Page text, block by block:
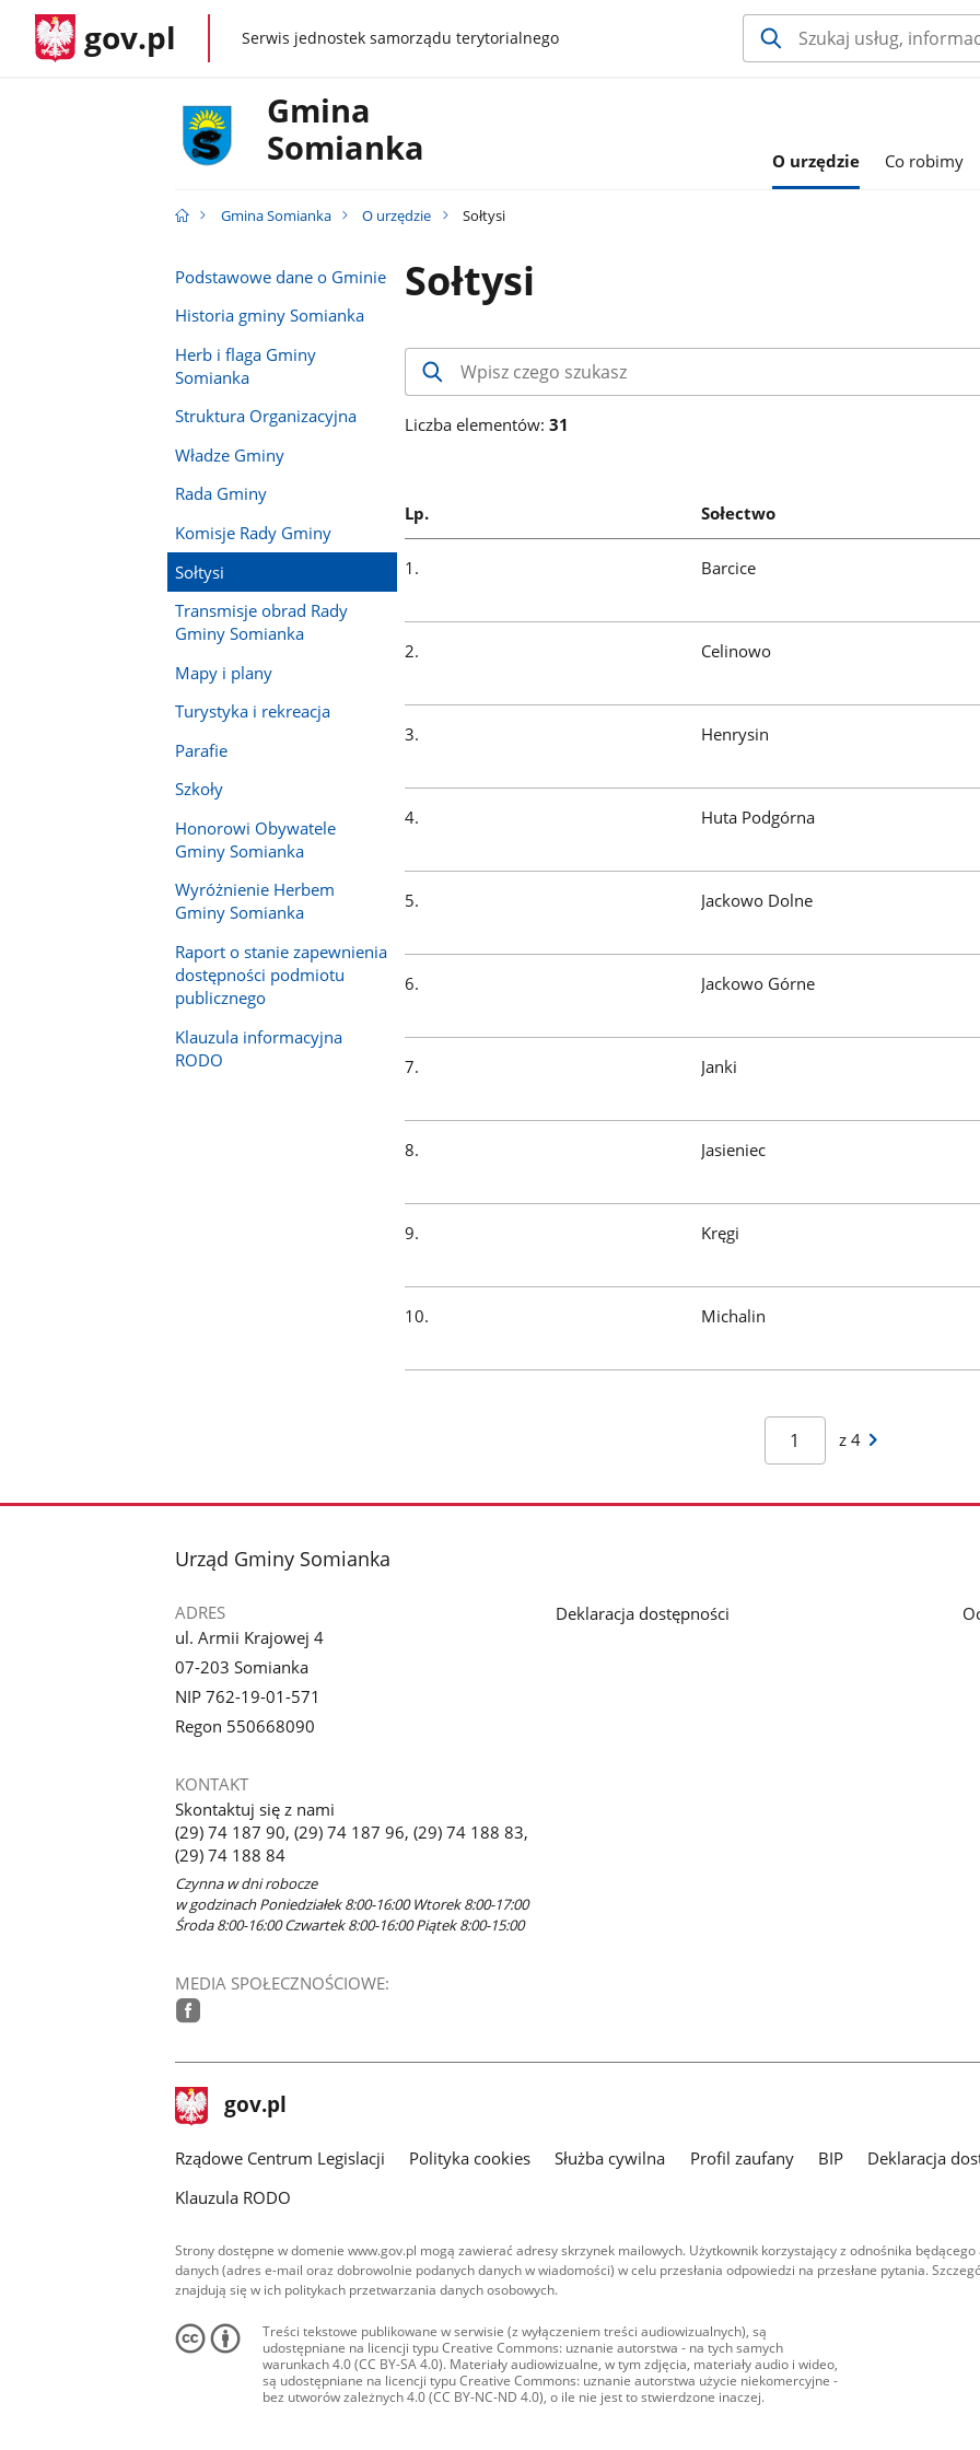
gov.pl gov.plSerwis jednostek samorządu terytorialnego
Gmina
Somianka
O urzędzie Co robimy
Gmina Somianka O urzędzie Sołtysi
Podstawowe dane o Gminie
Historia gminy Somianka
Herb i flaga Gminy
Somianka
Struktura Organizacyjna
Władze Gminy
Rada Gminy
Komisje Rady Gminy
Sołtysi
Transmisje obrad Rady
Gminy Somianka
Mapy i plany
Turystyka i rekreacja
Parafie
Szkoły
Honorowi Obywatele
Gminy Somianka
Wyróżnienie Herbem
Gminy Somianka
Raport o stanie zapewnienia
dostępności podmiotu
publicznego
Klauzula informacyjna
RODO
Sołtysi
Wpisz
minimum
znak
wyszukiwanie,
wyniki
wyszukiwania
się
automatycznie.
skorzystać
z
naciśnij
następnie
i
tabulatorem
przejdź
nich.
Liczba elementów: 31
Lp. Sołectwo
1. Barcice
2. Celinowo
3. Henrysin
4. Huta Podgórna
5. Jackowo Dolne
6. Jackowo Górne
7. Janki
8. Jasieniec
9. Kręgi
10. Michalin
z 4 Następna
stopka
Urząd Gminy Somianka
ADRES
ul. Armii Krajowej 4
07-203 Somianka
NIP 762-19-01-571
Regon 550668090
KONTAKT
Skontaktuj się z nami
(29) 74 187 90, (29) 74 187 96, (29) 74 188 83,
(29) 74 188 84
Czynna w dni robocze
w godzinach Poniedziałek 8:00-16:00 Wtorek 8:00-17:00
Środa 8:00-16:00 Czwartek 8:00-16:00 Piątek 8:00-15:00
MEDIA SPOŁECZNOŚCIOWE:
Deklaracja dostępności
stopka
gov.pl Strona
gov.pl
Rządowe Centrum Legislacji Polityka cookies Służba cywilna Profil zaufany BIP
Deklaracja
Klauzula RODO
Strony dostępne w domenie www.gov.pl mogą zawierać adresy skrzynek mailowych. Użytkownik korzystający z odnośnika
danych (adres e-mail oraz dobrowolnie podanych danych w wiadomości) w celu przesłania odpowiedzi na przesłane pytania.
znajdują się w ich politykach przetwarzania danych osobowych.
Treści tekstowe publikowane w serwisie (z wyłączeniem treści audiowizualnych), są
udostępniane na licencji typu Creative Commons: uznanie autorstwa - na tych samych
warunkach 4.0 (CC BY-SA 4.0). Materiały audiowizualne, w tym zdjęcia, materiały audio i wideo,
są udostępniane na licencji typu Creative Commons: uznanie autorstwa użycie niekomercyjne -
bez utworów zależnych 4.0 (CC BY-NC-ND 4.0), o ile nie jest to stwierdzone inaczej.